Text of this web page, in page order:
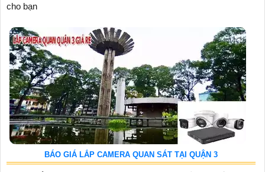
cho bạn
BÁO GIÁ LẮP CAMERA QUAN SÁT TẠI QUẬN 3